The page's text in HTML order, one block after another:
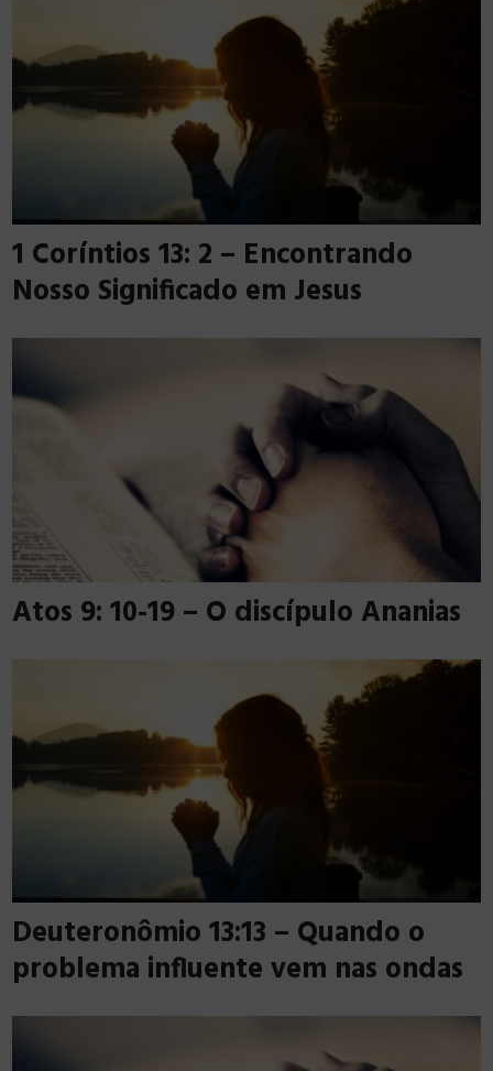
1 Coríntios 13: 2 – Encontrando
Nosso Significado em Jesus
Atos 9: 10-19 – O discípulo Ananias
Deuteronômio 13:13 – Quando o
problema influente vem nas ondas